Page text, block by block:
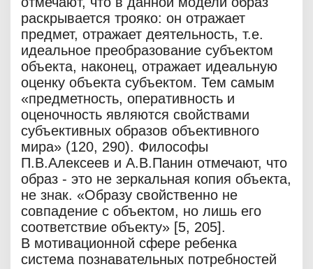
раскрывается трояко: он отражает
предмет, отражает деятельность, т.е.
идеальное преобразование субъектом
объекта, наконец, отражает идеальную
оценку объекта субъектом. Тем самым
«предметность, оперативность и
оценочность являются свойствами
субъективных образов объективного
мира» (120, 290). Философы
П.В.Алексеев и А.В.Панин отмечают, что
образ - это не зеркальная копия объекта,
не знак. «Образу свойственно не
совпадение с объектом, но лишь его
соответствие объекту» [5, 205].
В мотивационной сфере ребенка
система познавательных потребностей